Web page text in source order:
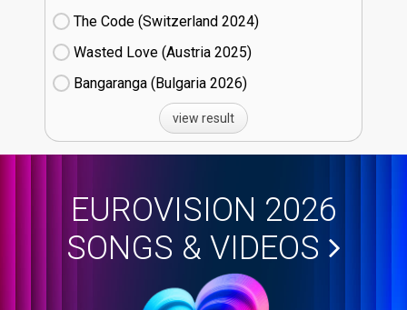
The Code (Switzerland
24)
Wasted Love (Austria
25)
Bangaranga (Bulgaria
26)
view result
EUROVISION 2026
SONGS & VIDEOS